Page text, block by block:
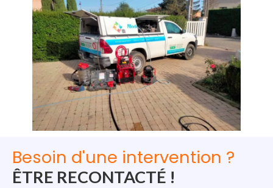
Besoin d'une intervention ?
ÊTRE RECONTACTÉ !